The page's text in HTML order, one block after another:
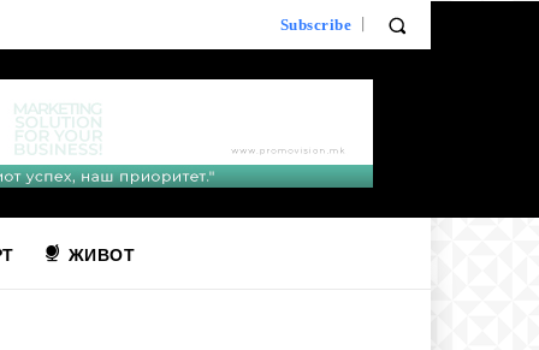
Subscribe
ЖИВОТ